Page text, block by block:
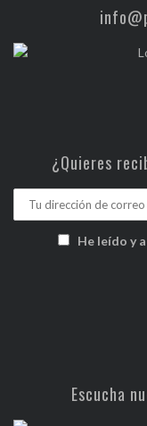
¿Quieres
He leído y
Escucha